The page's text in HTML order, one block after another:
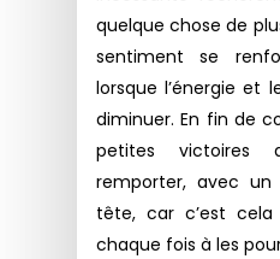
quelque chose de
sentiment se
lorsque l’énergie et
diminuer. En fin de
petites victoires
remporter, avec
tête, car c’est
chaque fois à les